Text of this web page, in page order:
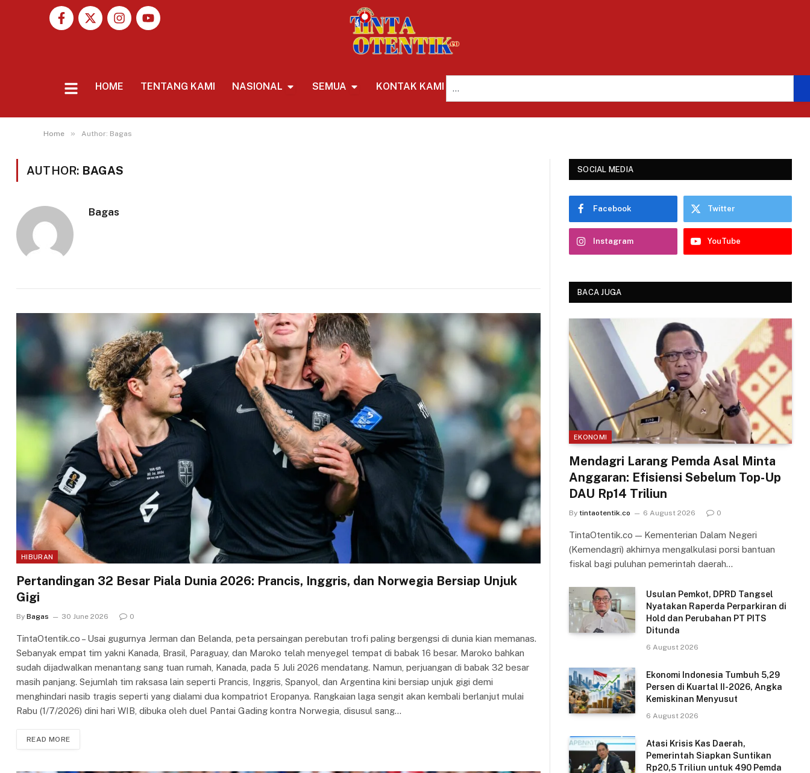
HOME TENTANG KAMI NASIONAL SEMUA KONTAK KAMI
Home » Author: Bagas
AUTHOR: BAGAS
Bagas
HIBURAN
Pertandingan 32 Besar Piala Dunia 2026: Prancis, Inggris, dan Norwegia Bersiap Unjuk
Gigi
By Bagas 30 June 2026 0
TintaOtentik.co – Usai gugurnya Jerman dan Belanda, peta persaingan perebutan trofi paling bergengsi di dunia kian memanas.
Sebanyak empat tim yakni Kanada, Brasil, Paraguay, dan Maroko telah menyegel tempat di babak 16 besar. Maroko bahkan
sudah dijadwalkan menantang sang tuan rumah, Kanada, pada 5 Juli 2026 mendatang. Namun, perjuangan di babak 32 besar
masih panjang. Sejumlah tim raksasa lain seperti Prancis, Inggris, Spanyol, dan Argentina kini bersiap unjuk gigi demi
menghindari nasib tragis seperti yang dialami dua kompatriot Eropanya. Rangkaian laga sengit akan kembali berlanjut mulai
Rabu (1/7/2026) dini hari WIB, dibuka oleh duel Pantai Gading kontra Norwegia, disusul sang…
READ MORE
SOCIAL MEDIA
Facebook Twitter
Instagram YouTube
BACA JUGA
EKONOMI
Mendagri Larang Pemda Asal Minta
Anggaran: Efisiensi Sebelum Top-Up
DAU Rp14 Triliun
By tintaotentik.co 6 August 2026 0
TintaOtentik.co — Kementerian Dalam Negeri
(Kemendagri) akhirnya mengalkulasi porsi bantuan
fiskal bagi puluhan pemerintah daerah…
Usulan Pemkot, DPRD Tangsel
Nyatakan Raperda Perparkiran di
Hold dan Perubahan PT PITS
Ditunda
6 August 2026
Ekonomi Indonesia Tumbuh 5,29
Persen di Kuartal II-2026, Angka
Kemiskinan Menyusut
6 August 2026
Atasi Krisis Kas Daerah,
Pemerintah Siapkan Suntikan
Rp20,5 Triliun untuk 490 Pemda